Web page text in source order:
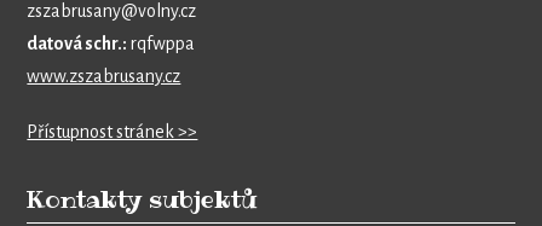
zszabrusany@volny.cz
datová schr.: rqfwppa
www.zszabrusany.cz
Přístupnost stránek >>
Kontakty subjektů